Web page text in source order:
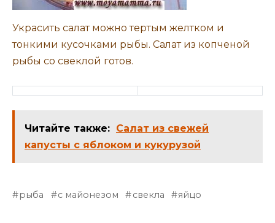
Украсить салат можно тертым желтком и
тонкими кусочками рыбы. Салат из копченой
рыбы со свеклой готов.
Читайте также: Салат из свежей
капусты с яблоком и кукурузой
рыба с майонезом свекла яйцо